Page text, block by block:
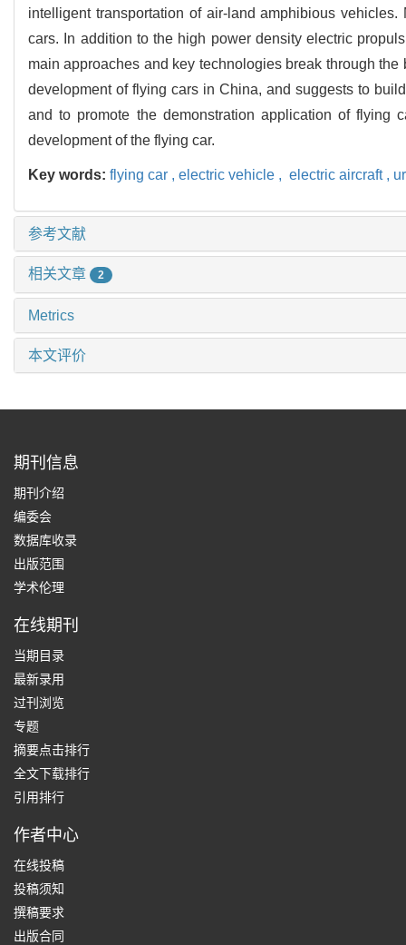
intelligent transportation of air-land amphibious
cars. In addition to the high power density electric
main approaches and key technologies break through
development of flying cars in China, and suggests to
and to promote the demonstration application of flying
development of the flying car.
Key words: flying car , electric vehicle , electric aircraft ,
参考文献
相关文章 2
Metrics
本文评价
期刊信息
期刊介绍
编委会
数据库收录
出版范围
学术伦理
在线期刊
当期目录
最新录用
过刊浏览
专题
摘要点击排行
全文下载排行
引用排行
作者中心
在线投稿
投稿须知
撰稿要求
出版合同